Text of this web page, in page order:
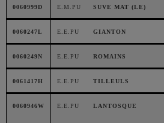
0060999D E.M.PU SUVE MAT (LE)
0060247L E.E.PU GIANTON
0060249N E.E.PU ROMAINS
0061417H E.E.PU TILLEULS
0060946W E.E.PU LANTOSQUE